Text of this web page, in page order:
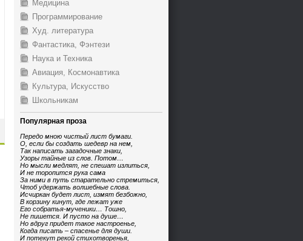
Медицина
Программирование
Худ. литература
Фантастика, Фэнтези
Наука и Техника
Авиация, Космонавтика
Культура, Искусство
Школьникам
Популярная проза
Передо мною чистый лист бумаги.
О, если бы создать шедевр на нем,
Так написать загадочные знаки,
Узоры тайные из слов. Потом…
Но мысли медлят, не спешат излиться,
И не торопится рука сама
За ними в путь старательно стремиться,
Чтоб удержать волшебные слова.
Исчиркан будет лист, измят безбожно,
В корзину кинут, где лежат уже
Его собратья-мученики… Тошно,
Не пишется. И пусто на душе…
Но вдруг придет такое настроенье,
Когда писать – спасенье для души.
И потекут рекой стихотворенья,